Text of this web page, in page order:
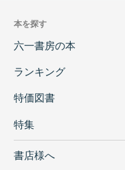
本を探す
六一書房の本
ランキング
特価図書
特集
書店様へ